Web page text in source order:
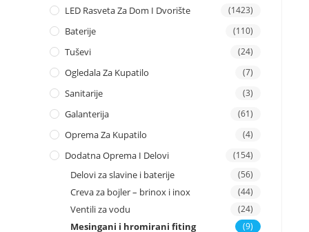
LED Rasveta Za Dom I Dvorište (1423)
Baterije (110)
Tuševi (24)
Ogledala Za Kupatilo (7)
Sanitarije (3)
Galanterija (61)
Oprema Za Kupatilo (4)
Dodatna Oprema I Delovi (154)
Delovi za slavine i baterije (56)
Creva za bojler – brinox i inox (44)
Ventili za vodu (24)
Mesingani i hromirani fiting (9)